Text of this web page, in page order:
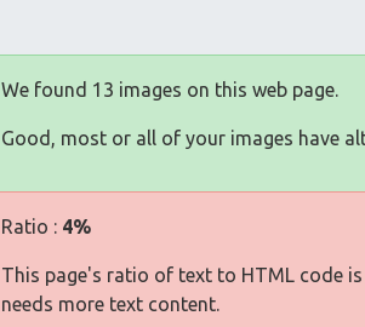
We found 13 images on this web page.
Good, most or all of your images have
Ratio : 4%
This page's ratio of text to HTML code
needs more text content.